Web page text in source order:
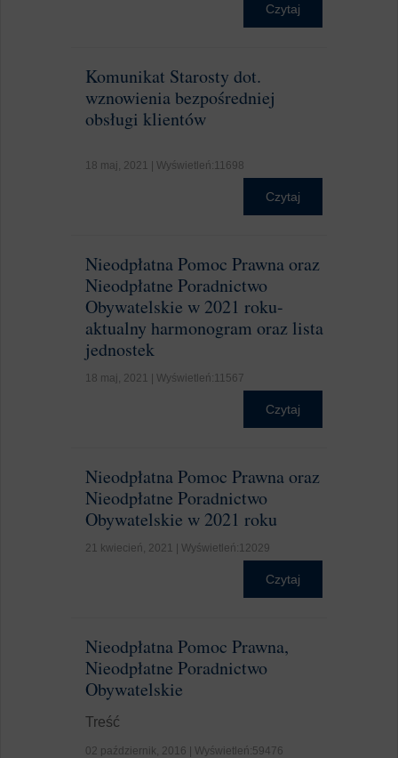
Czytaj
Komunikat Starosty dot.
wznowienia bezpośredniej
obsługi klientów
18 maj, 2021 | Wyświetleń:11698
Czytaj
Nieodpłatna Pomoc Prawna oraz
Nieodpłatne Poradnictwo
Obywatelskie w 2021 roku-
aktualny harmonogram oraz lista
jednostek
18 maj, 2021 | Wyświetleń:11567
Czytaj
Nieodpłatna Pomoc Prawna oraz
Nieodpłatne Poradnictwo
Obywatelskie w 2021 roku
21 kwiecień, 2021 | Wyświetleń:12029
Czytaj
Nieodpłatna Pomoc Prawna,
Nieodpłatne Poradnictwo
Obywatelskie
Treść
02 październik, 2016 | Wyświetleń:59476